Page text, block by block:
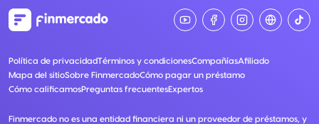
Política de privacidadTérminos y condicionesCompañíasAfiliado
Mapa del sitioSobre FinmercadoCómo pagar un préstamo
Cómo calificamosPreguntas frecuentesExpertos
Finmercado no es una entidad financiera ni un proveedor de préstamos, y